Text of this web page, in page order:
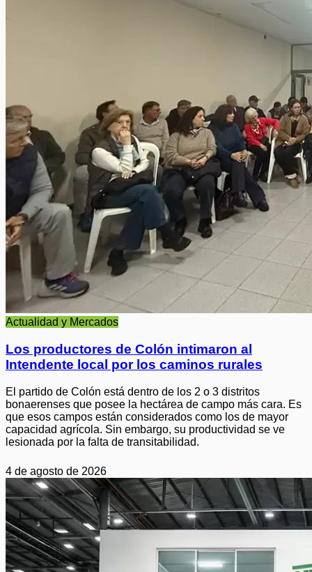
Actualidad y Mercados
Los productores de Colón intimaron al
Intendente local por los caminos rurales
El partido de Colón está dentro de los 2 o 3 distritos
bonaerenses que posee la hectárea de campo más cara. Es
que esos campos están considerados como los de mayor
capacidad agrícola. Sin embargo, su productividad se ve
lesionada por la falta de transitabilidad.
4 de agosto de 2026